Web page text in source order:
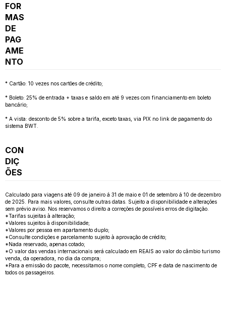
FOR
MAS
DE
PAG
AME
NTO
* Cartão: 10 vezes nos cartões de crédito;
* Boleto: 25% de entrada + taxas e saldo em até 9 vezes com financiamento em boleto
bancário;
* A vista: desconto de 5% sobre a tarifa, exceto taxas, via PIX no link de pagamento do
sistema BWT.
CON
DIÇ
ÕES
Calculado para viagens até 09 de janeiro á 31 de maio e 01 de setembro á 10 de dezembro
de 2025. Para mais valores, consulte outras datas. Sujeito a disponibilidade e alterações
sem prévio aviso. Nos reservamos o direito a correções de possíveis erros de digitação.
*Tarifas sujeitas à alteração;
*Valores sujeitos à disponibilidade;
*Valores por pessoa em apartamento duplo;
*Consulte condições e parcelamento sujeito à aprovação de crédito;
*Nada reservado, apenas cotado;
*O valor das vendas internacionais será calculado em REAIS ao valor do câmbio turismo
venda, da operadora, no dia da compra;
*Para a emissão do pacote, necessitamos o nome completo, CPF e data de nascimento de
todos os passageiros.